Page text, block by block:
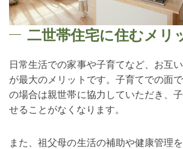
二世帯住宅に住むメリ
日常生活での家事や子育てなど、お互
が最大のメリットです。子育てでの面
の場合は親世帯に協力していただき、
せることがなくなります。
また、祖父母の生活の補助や健康管理